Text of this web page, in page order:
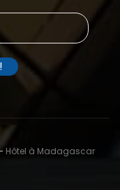
Hôtel à Madagascar